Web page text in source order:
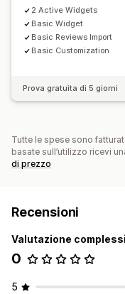
2 Active Widgets
Basic Widget
Basic Reviews Import
Basic Customization
Prova gratuita di 5 giorni
Tutte le spese sono
basate sull’utilizzo ricevi
di prezzo
Recensioni
Valutazione
0
5